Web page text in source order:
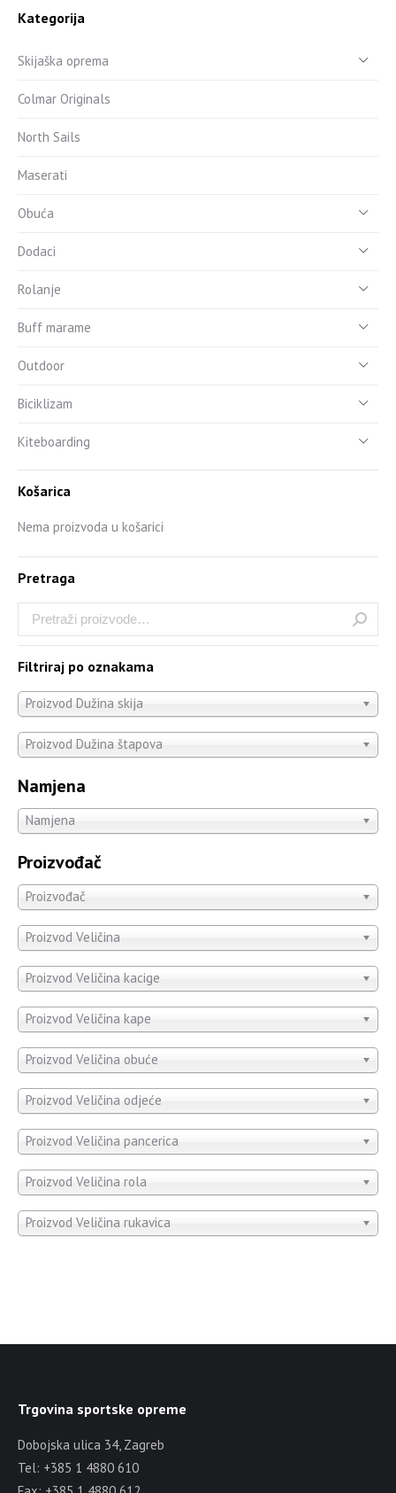
Kategorija
Skijaška oprema
Colmar Originals
North Sails
Maserati
Obuća
Dodaci
Rolanje
Buff marame
Outdoor
Biciklizam
Kiteboarding
Košarica
Nema proizvoda u košarici
Pretraga
Filtriraj po oznakama
Proizvod Dužina skija
Proizvod Dužina štapova
Namjena
Namjena
Proizvođač
Proizvođač
Proizvod Veličina
Proizvod Veličina kacige
Proizvod Veličina kape
Proizvod Veličina obuće
Proizvod Veličina odjeće
Proizvod Veličina pancerica
Proizvod Veličina rola
Proizvod Veličina rukavica
Trgovina sportske opreme
Dobojska ulica 34, Zagreb
Tel: +385 1 4880 610